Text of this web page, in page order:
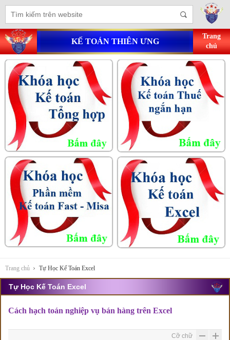
KẾ TOÁN THIÊN ƯNG
Trang
chủ
Trang chủ Tự Học Kế Toán Excel
Tự Học Kế Toán Excel
Cách hạch toán nghiệp vụ bán hàng trên Excel
Cỡ chữ